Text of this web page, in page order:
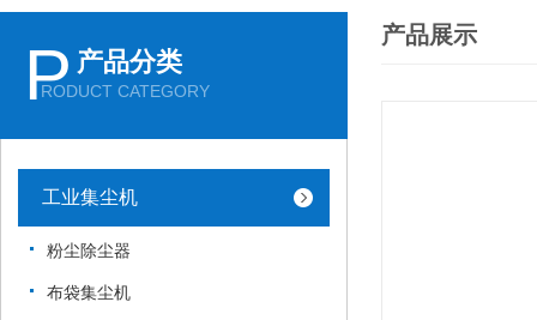
P 产品分类
RODUCT CATEGORY
工业集尘机
粉尘除尘器
布袋集尘机
产品展示